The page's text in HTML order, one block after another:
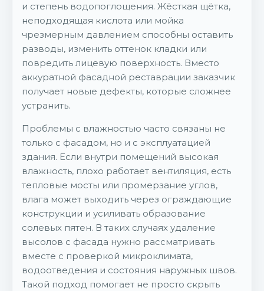
и степень водопоглощения. Жёсткая щётка,
неподходящая кислота или мойка
чрезмерным давлением способны оставить
разводы, изменить оттенок кладки или
повредить лицевую поверхность. Вместо
аккуратной фасадной реставрации заказчик
получает новые дефекты, которые сложнее
устранить.
Проблемы с влажностью часто связаны не
только с фасадом, но и с эксплуатацией
здания. Если внутри помещений высокая
влажность, плохо работает вентиляция, есть
тепловые мосты или промерзание углов,
влага может выходить через ограждающие
конструкции и усиливать образование
солевых пятен. В таких случаях удаление
высолов с фасада нужно рассматривать
вместе с проверкой микроклимата,
водоотведения и состояния наружных швов.
Такой подход помогает не просто скрыть